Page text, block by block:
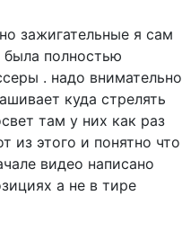
зажигательные я сам
была полностью
. надо внимательно
куда стрелять
там у них как раз
из этого и понятно что
видео написано
а не в тире